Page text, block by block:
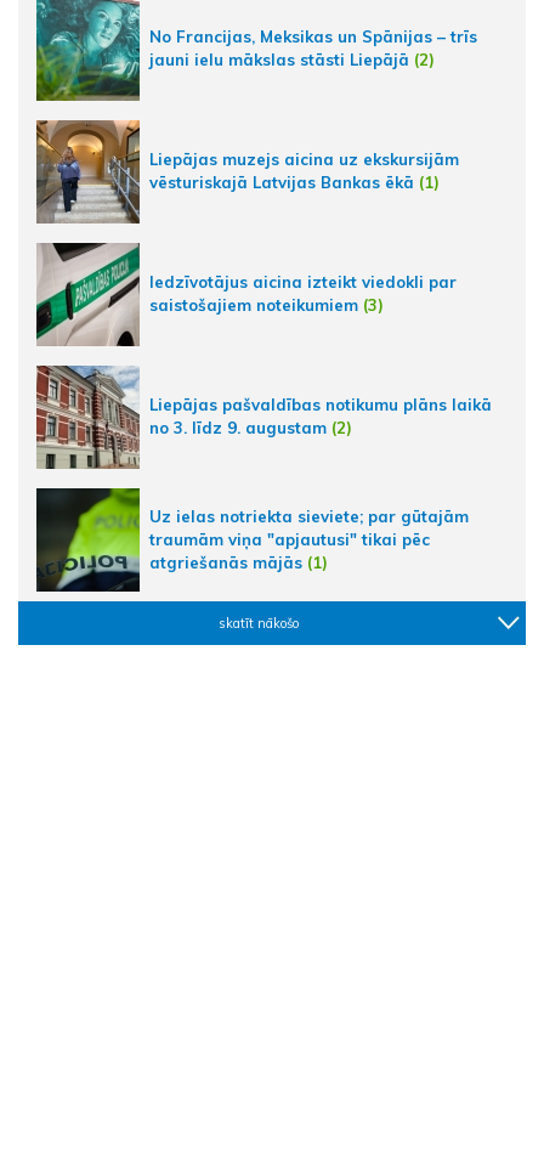
No Francijas, Meksikas un Spānijas – trīs
jauni ielu mākslas stāsti Liepājā (2)
Liepājas muzejs aicina uz ekskursijām
vēsturiskajā Latvijas Bankas ēkā (1)
Iedzīvotājus aicina izteikt viedokli par
saistošajiem noteikumiem (3)
Liepājas pašvaldības notikumu plāns laikā
no 3. līdz 9. augustam (2)
Uz ielas notriekta sieviete; par gūtajām
traumām viņa "apjautusi" tikai pēc
atgriešanās mājās (1)
skatīt nākošo